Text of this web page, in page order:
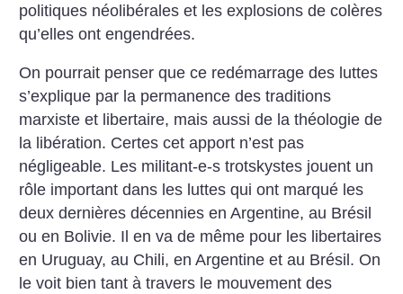
politiques néolibérales et les explosions de colères
qu’elles ont engendrées.
On pourrait penser que ce redémarrage des luttes
s’explique par la permanence des traditions
marxiste et libertaire, mais aussi de la théologie de
la libération. Certes cet apport n’est pas
négligeable. Les militant-e-s trotskystes jouent un
rôle important dans les luttes qui ont marqué les
deux dernières décennies en Argentine, au Brésil
ou en Bolivie. Il en va de même pour les libertaires
en Uruguay, au Chili, en Argentine et au Brésil. On
le voit bien tant à travers le mouvement des